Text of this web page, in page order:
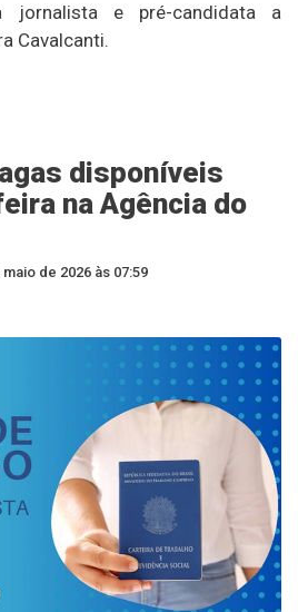
e pré-candidata a
Cavalcanti.
disponíveis
na Agência do
maio de 2026 às 07:59